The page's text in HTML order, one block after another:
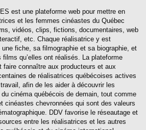
est une plateforme web pour mettre en
et les femmes cinéastes du Québec
vidéos, clips, fictions, documentaires, web
etc. Chaque réalisatrice y est
une fiche, sa filmographie et sa biographie, et
qu’elles ont réalisés. La plateforme
faire connaître aux producteurs et aux
de réalisatrices québécoises actives
afin de les aider à découvrir les
cinéma québécois de demain, tout comme
cinéastes chevronnées qui sont des valeurs
DDV favorise le réseautage et
entre les réalisatrices et les autres